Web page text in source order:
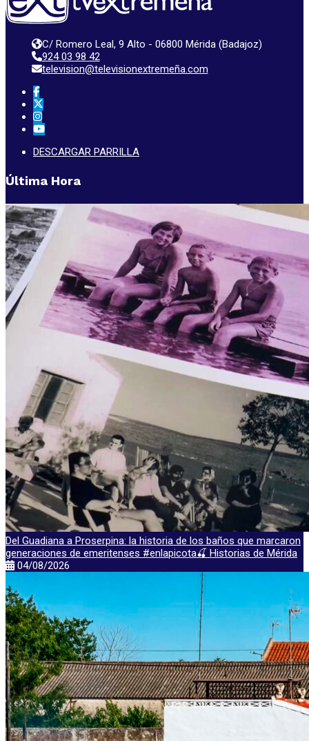
C/ Romero Leal, 9 Alto - 06800 Mérida (Badajoz)
924 03 98 42
television@televisionextremeña.com
DESCARGAR PARRILLA
Última Hora
Del Guadiana a Proserpina: la historia de los baños que marcaron
generaciones de emeritenses #enlapicota🍒 Historias de Mérida
04/08/2026